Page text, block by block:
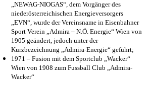
„NEWAG-NIOGAS“, dem Vorgänger des
niederösterreichischen Energieversorgers
„EVN“, wurde der Vereinsname in Eisenbahner
Sport Verein „Admira – N.Ö. Energie“ Wien von
1905 geändert, jedoch unter der
Kurzbezeichnung „Admira-Energie“ geführt;
1971 – Fusion mit dem Sportclub „Wacker“
Wien von 1908 zum Fussball Club „Admira-
Wacker“